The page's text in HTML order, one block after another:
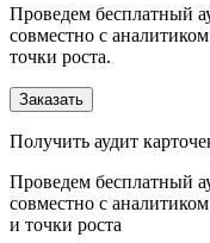
Проведем бесплатный
совместно с
точки роста.
Заказать
Получить аудит
Проведем бесплатный
совместно с
и точки роста